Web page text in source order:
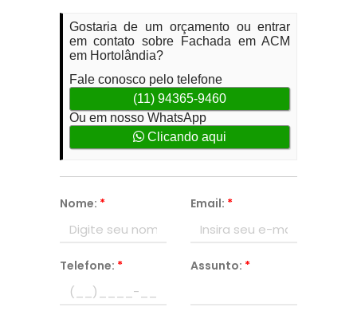
Gostaria de um orçamento ou entrar
em contato sobre Fachada em ACM
em Hortolândia?
Fale conosco pelo telefone
(11) 94365-9460
Ou em nosso WhatsApp
Clicando aqui
Nome: * Email: *
Telefone: * Assunto: *